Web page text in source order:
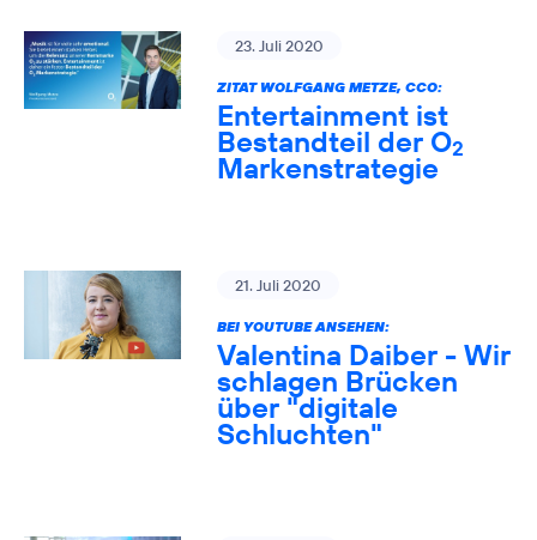
23. Juli 2020
ZITAT WOLFGANG METZE, CCO:
Entertainment ist
Bestandteil der O2
Markenstrategie
21. Juli 2020
BEI YOUTUBE ANSEHEN:
Valentina Daiber - Wir
schlagen Brücken
über "digitale
Schluchten"